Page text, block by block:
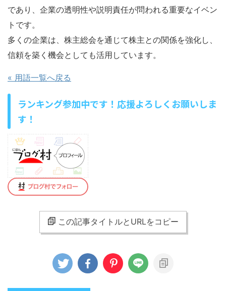
であり、企業の透明性や説明責任が問われる重要なイベン
トです。
多くの企業は、株主総会を通じて株主との関係を強化し、
信頼を築く機会としても活用しています。
« 用語一覧へ戻る
ランキング参加中です！応援よろしくお願いしま
す！
この記事タイトルとURLをコピー